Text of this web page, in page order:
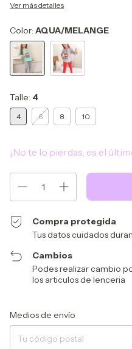
Ver más detalles
Color: AQUA/MELANGE
Talle: 4
4 6 8 10
¡No te lo pierdas, es el
Compra protegida
Tus datos cuidados
Cambios
Podes realizar cambio
los articulos de lenceria
Entregas para el CP:
Medios de envío